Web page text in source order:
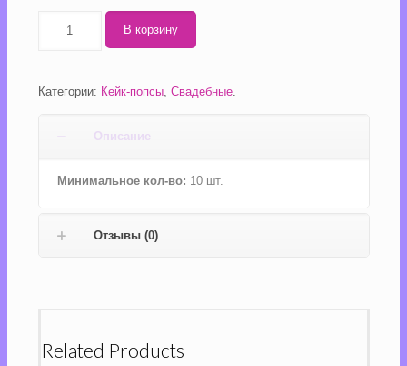
Кейк-
9
В корзину
Категории: Кейк-попсы, Свадебные.
Описание
Минимальное кол-во: 10 шт.
Отзывы (0)
Related Products